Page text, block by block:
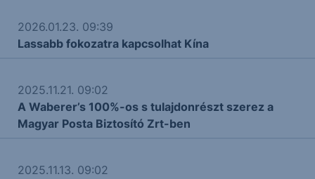
2026.01.23. 09:39
Lassabb fokozatra kapcsolhat Kína
2025.11.21. 09:02
A Waberer’s 100%-os s tulajdonrészt szerez a
Magyar Posta Biztosító Zrt-ben
2025.11.13. 09:02